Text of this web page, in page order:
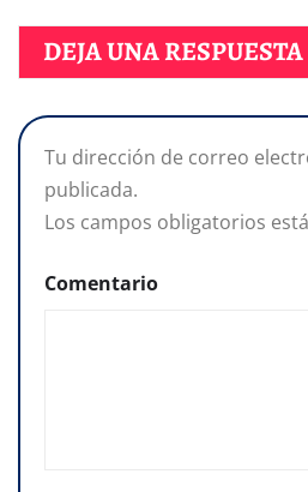
DEJA UNA RESPUESTA
Tu dirección de correo
publicada.
Los campos obligatorios
Comentario